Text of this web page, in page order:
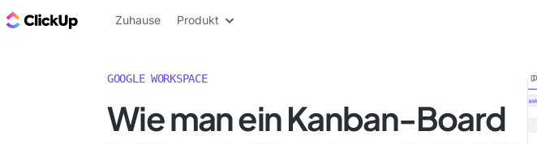
ClickUp Blog
Zuhause Produkt
GOOGLE WORKSPACE
Wie man ein Kanban-Board